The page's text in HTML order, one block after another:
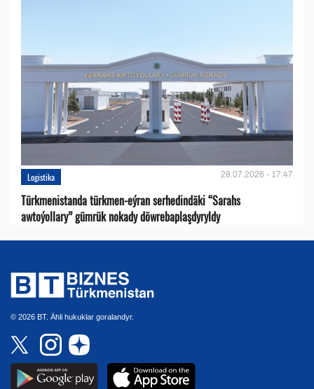
Logistika 28.07.2026 - 17:47
Türkmenistanda türkmen-eýran serhedindäki “Sarahs
awtoýollary” gümrük nokady döwrebaplaşdyryldy
© 2026 BT. Ähli hukuklar goralandyr.